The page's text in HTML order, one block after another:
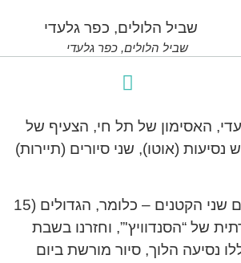
שביל הלולים, כפר גלעדי
האסימון של תל חי, הצעיף של
סה”כ שלוש נסיעות (אוטו), שני סיורים (תיירות)
את סופ”ש הקודם של סוף ינואר ביליתי בטיול חטוף עם שני הקטנים – כלומר, הגדולים (15
של “הסנדוויץ'”, וחזרנו בשבת
נסיעה הלוך, סיור מורשת ביום